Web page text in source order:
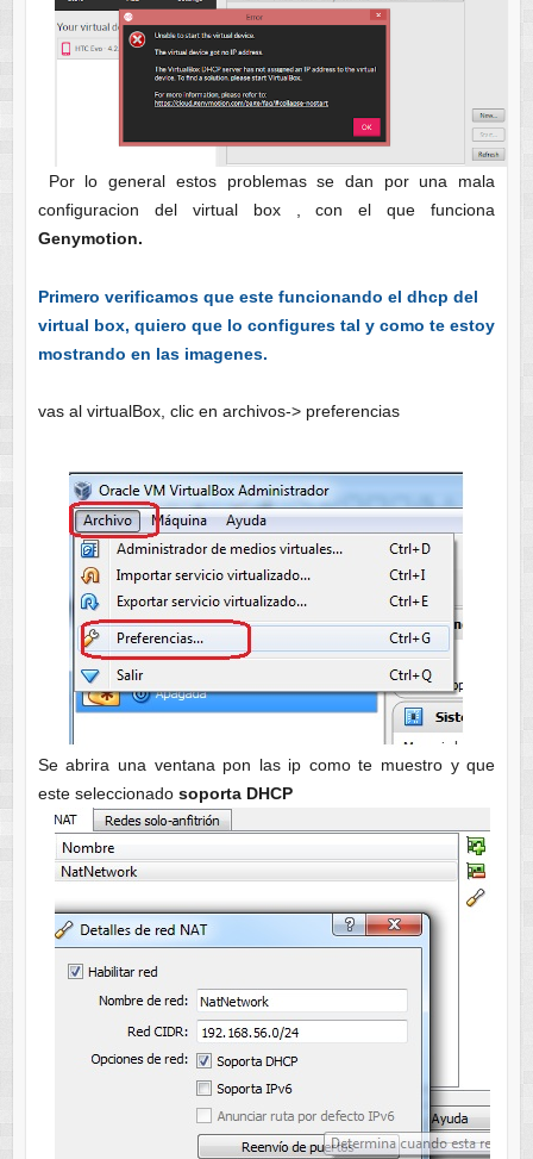
Por lo general estos problemas se dan por una mala
configuracion del virtual box , con el que funciona
Genymotion.
Primero verificamos que este funcionando el dhcp del
virtual box, quiero que lo configures tal y como te estoy
mostrando en las imagenes.
vas al virtualBox, clic en archivos-> preferencias
Se abrira una ventana pon las ip como te muestro y que
este seleccionado soporta DHCP